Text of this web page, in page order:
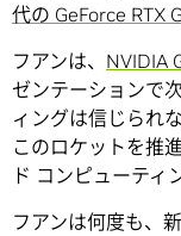
代の GeForce RTX
フアンは、 NVIDIA
ゼンテーションで
ィングは信じられ
このロケットを推
ド コンピューティ
フアンは何度も、